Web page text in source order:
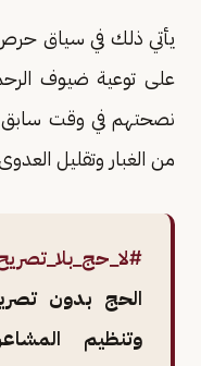
يأتي ذلك في سياق حرص
على توعية ضيوف
نصحتهم في وقت سابق
من الغبار وتقليل
الحج بدون
وتنظيم